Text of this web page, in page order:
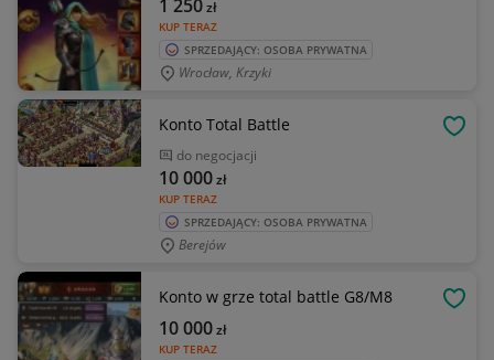
KUP TERAZ
1 250zł
SPRZEDAJĄCY: OSOBA PRYWATNA
Wrocław, Krzyki
Konto Total Battle
do negocjacji
KUP TERAZ
10 000zł
SPRZEDAJĄCY: OSOBA PRYWATNA
Berejów
Konto w grze total battle G8/M8
KUP TERAZ
10 000zł